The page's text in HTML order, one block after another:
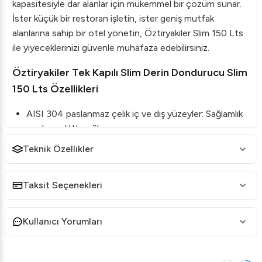
kapasitesiyle dar alanlar için mükemmel bir çözüm sunar.
İster küçük bir restoran işletin, ister geniş mutfak
alanlarına sahip bir otel yönetin, Öztiryakiler Slim 150 Lts
ile yiyeceklerinizi güvenle muhafaza edebilirsiniz.
Öztiryakiler Tek Kapılı Slim Derin Dondurucu Slim
150 Lts Özellikleri
AISI 304 paslanmaz çelik iç ve dış yüzeyler: Sağlamlık
ve dayanıklılık sağlar.
190 litre kapasite: Büyük miktarda yiyeceği kolaylıkla
saklama imkanı sunar.
HCFC-Free poliüretan izolasyon: Çevre dostu
Statik soğutma sistemi: Dengeli soğutma sağlar.
CFC-Free soğutma gazı R134a-R404a: Çevreye zarar
Teknik Özellikler
Taksit Seçenekleri
Kullanıcı Yorumları